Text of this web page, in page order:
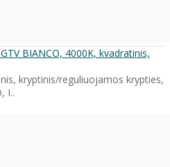
BIANCO, 4000K, kvadratinis,
kryptinis/reguliuojamos krypties,
I..